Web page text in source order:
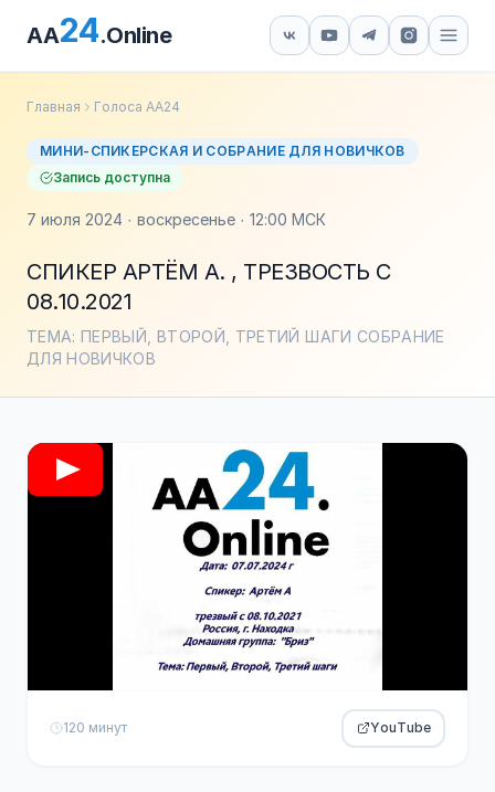
AA24.Online
Главная Голоса АА24
МИНИ-СПИКЕРСКАЯ И СОБРАНИЕ ДЛЯ НОВИЧКОВ
Запись доступна
7 июля 2024 · воскресенье · 12:00 МСК
СПИКЕР АРТЁМ А. , ТРЕЗВОСТЬ С
08.10.2021
ТЕМА: ПЕРВЫЙ, ВТОРОЙ, ТРЕТИЙ ШАГИ СОБРАНИЕ
ДЛЯ НОВИЧКОВ
120 минут YouTube